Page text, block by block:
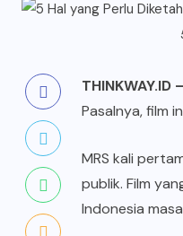
THINKWAY.ID –
Pasalnya, film
MRS kali
publik. Film
Indonesia